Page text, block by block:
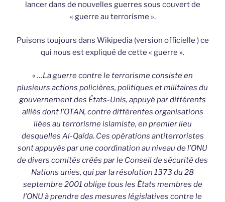
lancer dans de nouvelles guerres sous couvert de
« guerre au terrorisme ».
Puisons toujours dans Wikipedia (version officielle ) ce
qui nous est expliqué de cette « guerre ».
«…La guerre contre le terrorisme consiste en
plusieurs actions policières, politiques et militaires du
gouvernement des États-Unis, appuyé par différents
alliés dont l’OTAN, contre différentes organisations
liées au terrorisme islamiste, en premier lieu
desquelles Al-Qaïda. Ces opérations antiterroristes
sont appuyés par une coordination au niveau de l’ONU
de divers comités créés par le Conseil de sécurité des
Nations unies, qui par la résolution 1373 du 28
septembre 2001 oblige tous les États membres de
l’ONU à prendre des mesures législatives contre le